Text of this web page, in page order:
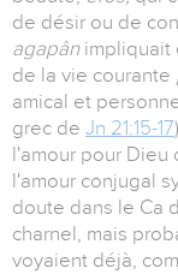
de désir ou de
agapân impliquait
de la vie courante
amical et
grec de Jn 21:15-17
l'amour pour Dieu
l'amour conjugal
doute dans le Ca
charnel, mais
voyaient déjà,